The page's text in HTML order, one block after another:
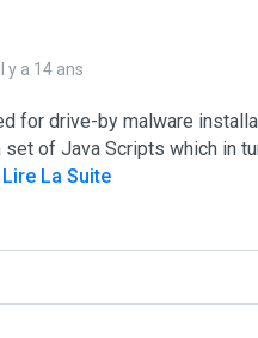
y a 14 ans
for drive-by malware
of Java Scripts which in
Lire La Suite